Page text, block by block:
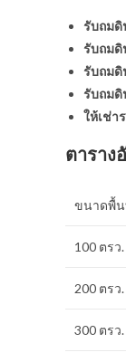
รับถมดิ
รับถม
รับถมดิ
รับถม
ให้เช่า
ตาราง
ขนาดพื้
100 ตรว.
200 ตรว.
300 ตรว.